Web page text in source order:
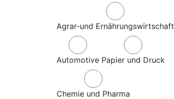
Agrar-und Ernährungswirtschaft
Automotive Papier und Druck
Chemie und Pharma